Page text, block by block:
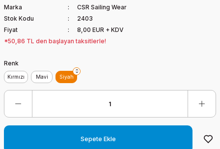
Marka
CSR Sailing Wear
Stok Kodu
2403
Fiyat
8,00 EUR + KDV
*50,86 TL den başlayan taksitlerle!
Renk
Kırmızı Mavi Siyah
Sepete Ekle